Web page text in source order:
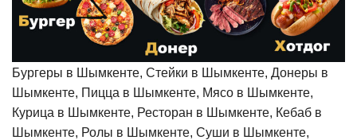
Бургеры в Шымкенте, Стейки в Шымкенте, Донеры в
Шымкенте, Пицца в Шымкенте, Мясо в Шымкенте,
Курица в Шымкенте, Ресторан в Шымкенте, Кебаб в
Шымкенте, Ролы в Шымкенте, Суши в Шымкенте,